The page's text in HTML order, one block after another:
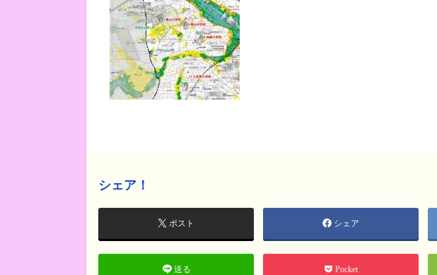
シェア！
ポスト シェア
送る Pocket